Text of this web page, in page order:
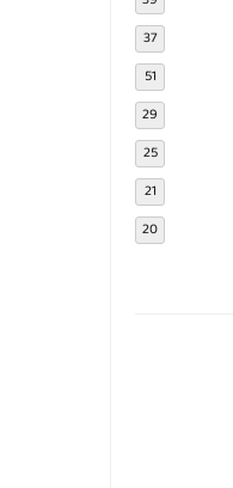
37
51
29
25
21
20